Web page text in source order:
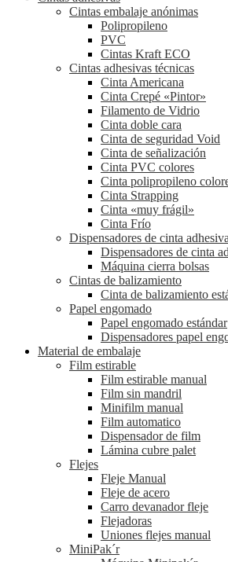
Cintas embalaje anónimas
Polipropileno
PVC
Cintas Kraft ECO
Cintas adhesivas técnicas
Cinta Americana
Cinta Crepé «Pintor»
Filamento de Vidrio
Cinta doble cara
Cinta de seguridad Void
Cinta de señalización
Cinta PVC colores
Cinta polipropileno
Cinta Strapping
Cinta «muy frágil»
Cinta Frío
Dispensadores de cinta adhesiva
Dispensadores de cinta
Máquina cierra bolsas
Cintas de balizamiento
Cinta de balizamiento
Papel engomado
Papel engomado estándar
Dispensadores papel
Material de embalaje
Film estirable
Film estirable manual
Film sin mandril
Minifilm manual
Film automatico
Dispensador de film
Lámina cubre palet
Flejes
Fleje Manual
Fleje de acero
Carro devanador fleje
Flejadoras
Uniones flejes manual
MiniPak´r